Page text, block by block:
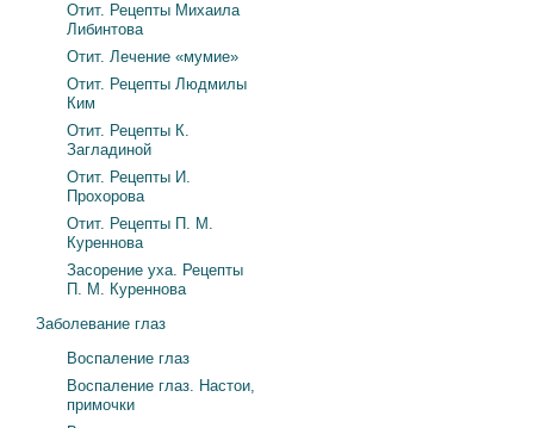
Отит. Рецепты Михаила
Либинтова
Отит. Лечение «мумие»
Отит. Рецепты Людмилы
Ким
Отит. Рецепты К.
Загладиной
Отит. Рецепты И.
Прохорова
Отит. Рецепты П. М.
Куреннова
Засорение уха. Рецепты
П. М. Куреннова
Заболевание глаз
Воспаление глаз
Воспаление глаз. Настои,
примочки